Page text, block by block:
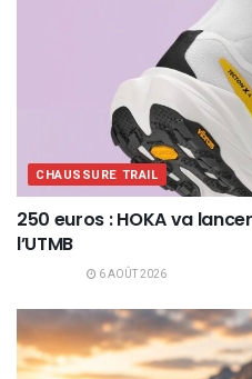
CHAUSSURE TRAIL
250 euros : HOKA va
l’UTMB
6 AOÛT 2026